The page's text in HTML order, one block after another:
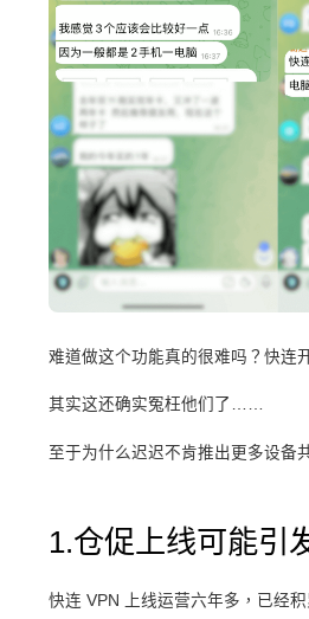
难道做这个功能真的很难吗？快连
其实这还确实冤枉他们了……
至于为什么迟迟不肯推出更多设备
1.仓促上线可能引
快连 VPN 上线运营六年多，已经